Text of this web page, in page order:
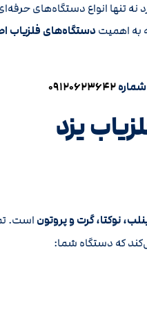
تنها انواع دستگاه‌های
به اهمیتدستگاه‌های فلزیاب
۰۹۱۲۰۶۲۳۶۴۲
یزد
نوکتا، گرت و پروتون است.
که دستگاه شما: